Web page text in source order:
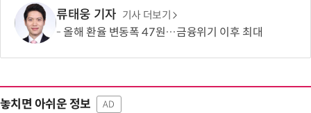
류태웅 기자 기사 더보기
올해 환율 변동폭 47원…금융위기 이후 최대
놓치면 아쉬운 정보 AD